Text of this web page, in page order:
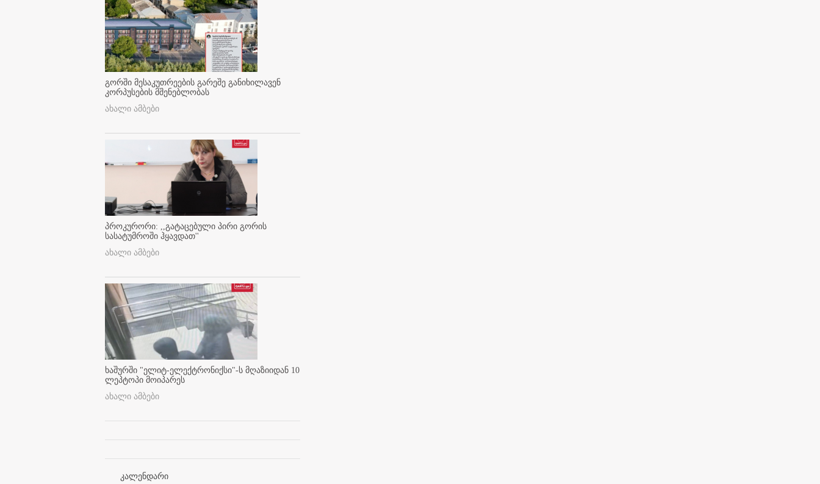
გორში მესაკუთრეების გარეშე განიხილავენ
კორპუსების მშენებლობას
ახალი ამბები
პროკურორი: ,,გატაცებული პირი გორის
სასატუმროში ჰყავდათ''
ახალი ამბები
ხაშურში "ელიტ-ელექტრონიქსი"-ს მღაზიიდან 10
ლეპტოპი მოიპარეს
ახალი ამბები
კალენდარი